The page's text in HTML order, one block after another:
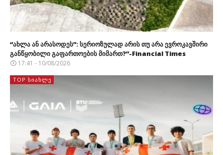
“ახლა ან არასოდეს”: სერიოზულად არის თუ არა ევროკავშირი
განწყობილი გაფართოების მიმართ?”-Financial Times
17:41 - 10/08/2026
TOP ᲡᲘᲐᲮᲚᲔ